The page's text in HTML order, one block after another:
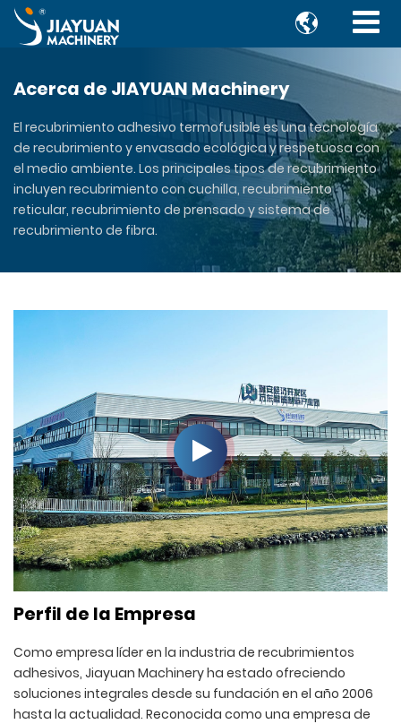

Acerca de JIAYUAN Machinery
El recubrimiento adhesivo termofusible es una tecnología
de recubrimiento y envasado ecológica y respetuosa con
el medio ambiente. Los principales tipos de recubrimiento
incluyen recubrimiento con cuchilla, recubrimiento
reticular, recubrimiento de prensado y sistema de
recubrimiento de fibra.
Perfil de la Empresa
Como empresa líder en la industria de recubrimientos
adhesivos, Jiayuan Machinery ha estado ofreciendo
soluciones integrales desde su fundación en el año 2006
hasta la actualidad. Reconocida como una empresa de